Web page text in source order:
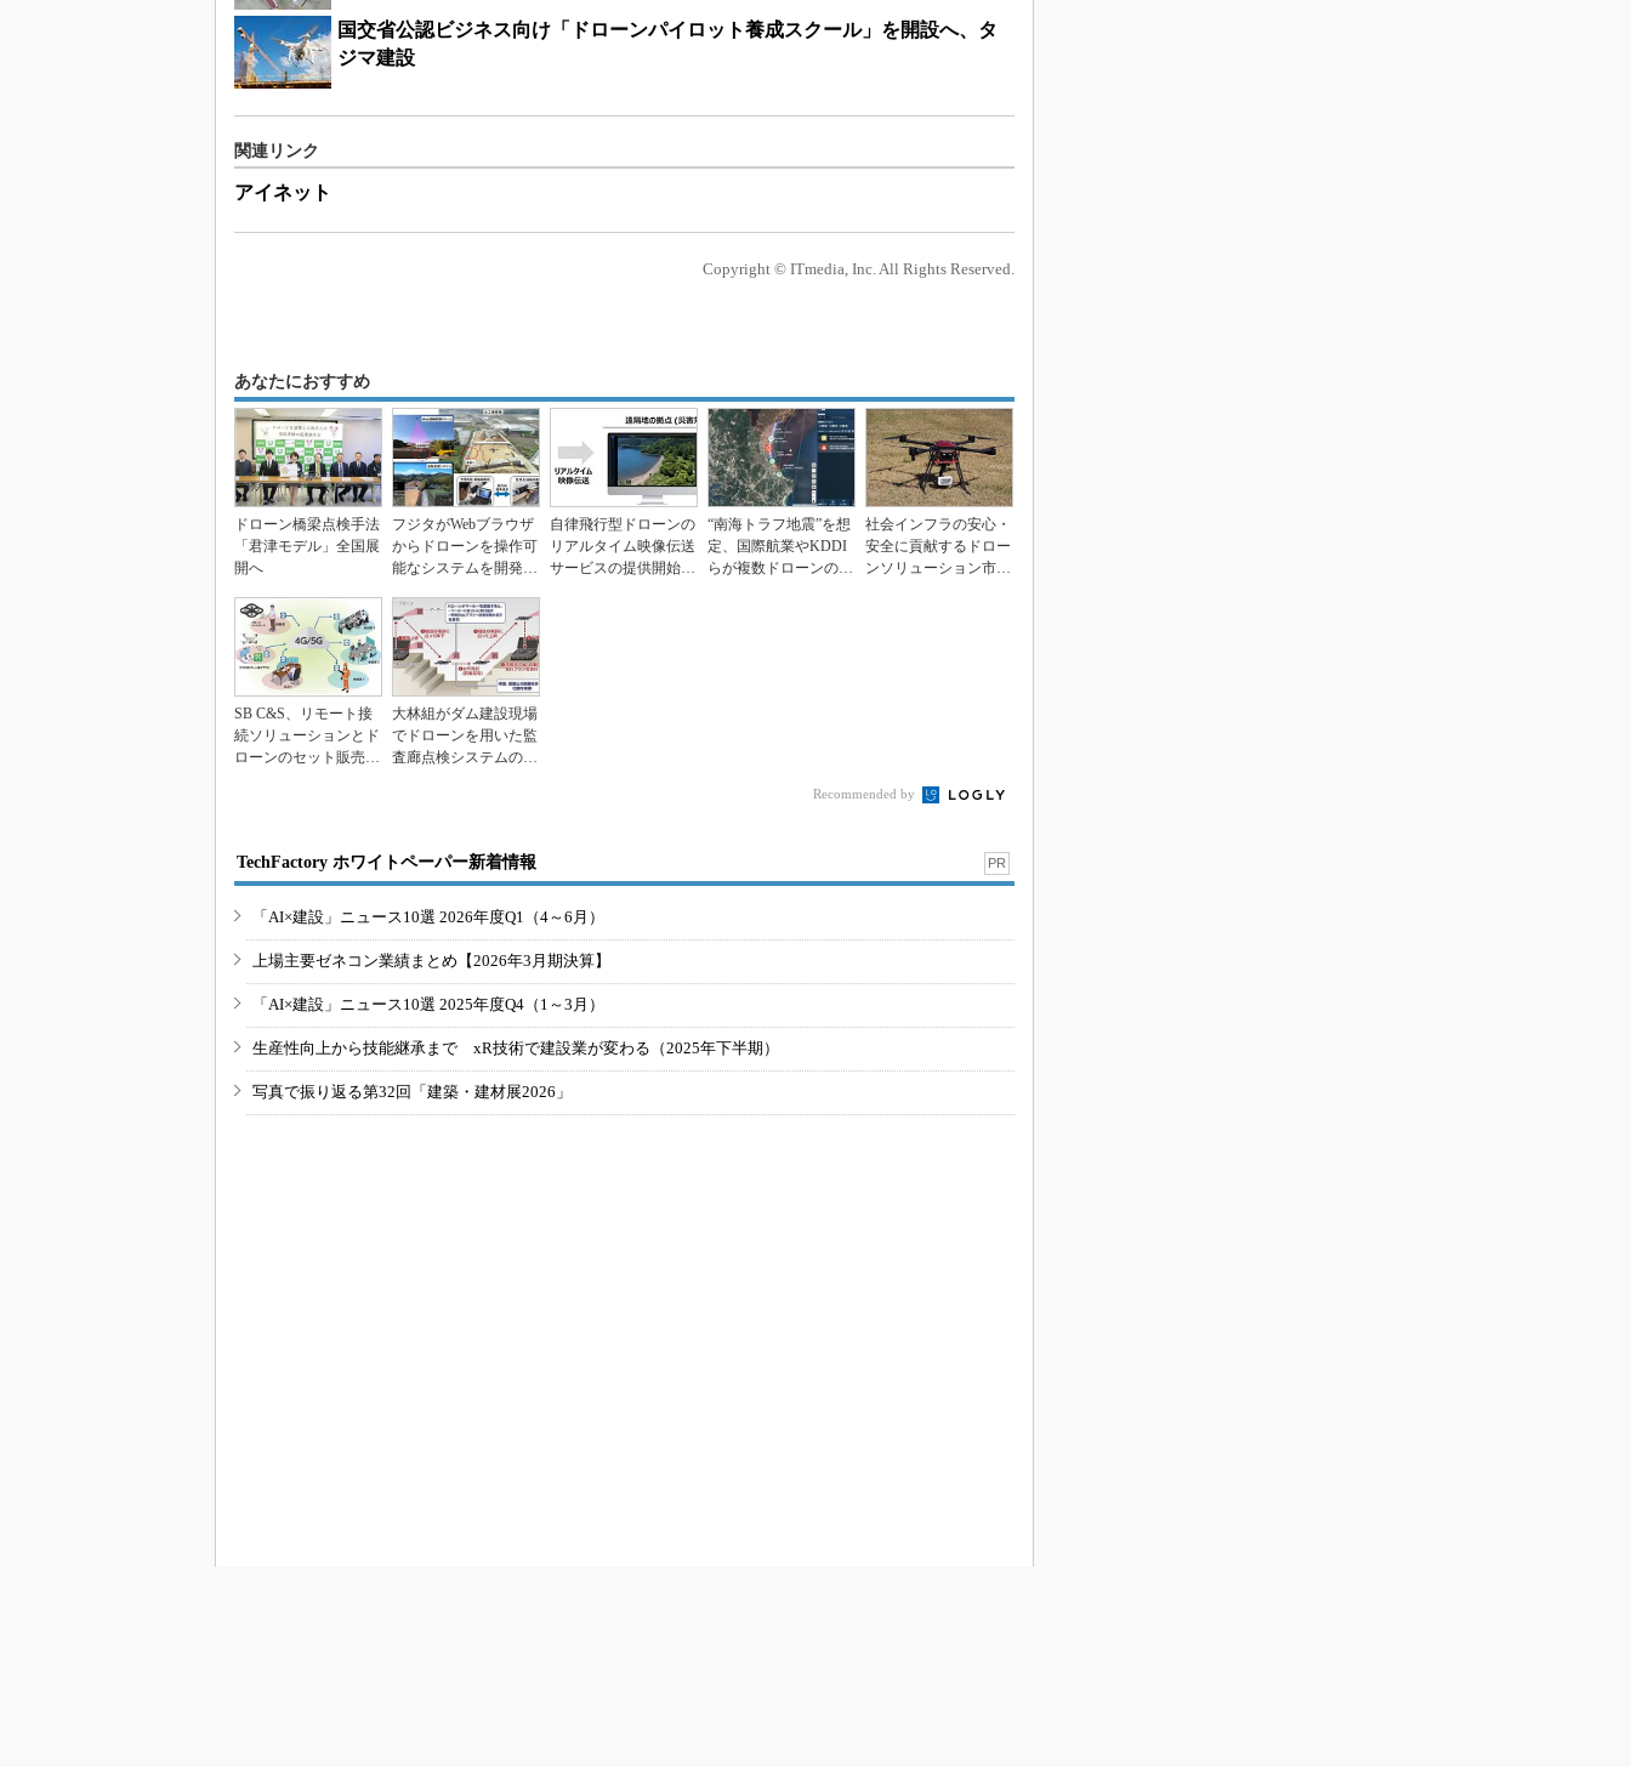
国交省公認ビジネス向け「ドローンパイロット養成スクール」を開設へ、タ
ジマ建設
関連リンク
アイネット
Copyright © ITmedia, Inc. All Rights Reserved.
あなたにおすすめ
ドローン橋梁点検手法
「君津モデル」全国展
開へ
フジタがWebブラウザ
からドローンを操作可
能なシステムを開発、
自律飛行型ドローンの
リアルタイム映像伝送
サービスの提供開始、
“南海トラフ地震”を想
定、国際航業やKDDI
らが複数ドローンの完
社会インフラの安心・
安全に貢献するドロー
ンソリューション市場
SB C&S、リモート接
続ソリューションとド
ローンのセット販売を
大林組がダム建設現場
でドローンを用いた監
査廊点検システムの実
Recommended by
TechFactory ホワイトペーパー新着情報 PR
「AI×建設」ニュース10選 2026年度Q1（4～6月）
上場主要ゼネコン業績まとめ【2026年3月期決算】
「AI×建設」ニュース10選 2025年度Q4（1～3月）
生産性向上から技能継承まで xR技術で建設業が変わる（2025年下半期）
写真で振り返る第32回「建築・建材展2026」